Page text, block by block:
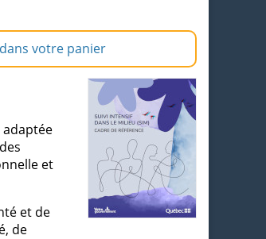
votre panier
et
et de
de